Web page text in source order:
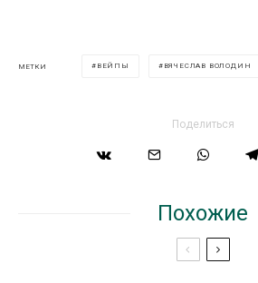
МЕТКИ ВЕЙПЫ ВЯЧЕСЛАВ ВОЛОДИН
Поделиться
Похожие